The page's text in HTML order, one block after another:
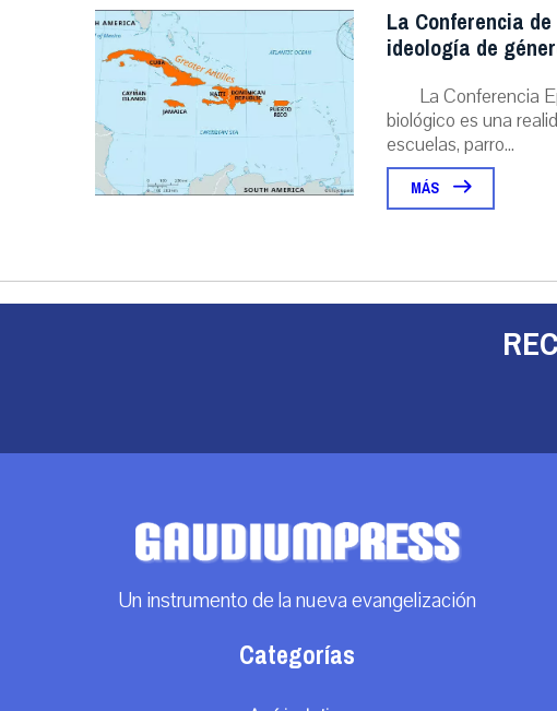
La Conferencia
ideología de
La Conferencia
biológico es una
escuelas, parro...
MÁS
Un instrumento de la nueva evangelización
Categorías